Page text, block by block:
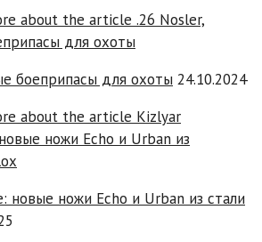
боеприпасы для охоты 24.10.2024
новые ножи Echo и Urban из стали